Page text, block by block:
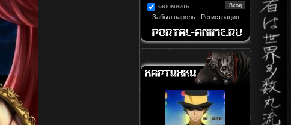
запомнить
Забыл пароль| Регистрация